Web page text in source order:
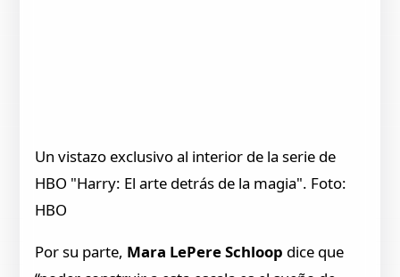
Un vistazo exclusivo al interior de la serie de
HBO "Harry: El arte detrás de la magia". Foto:
HBO
Por su parte, Mara LePere Schloop dice que